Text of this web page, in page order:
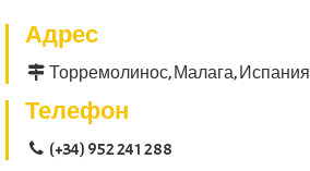
Адрес
Торремолинос, Малага, Испания
Телефон
(+34) 952 241 288